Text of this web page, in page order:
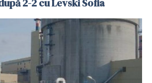
2-2 cu Levski Sofia